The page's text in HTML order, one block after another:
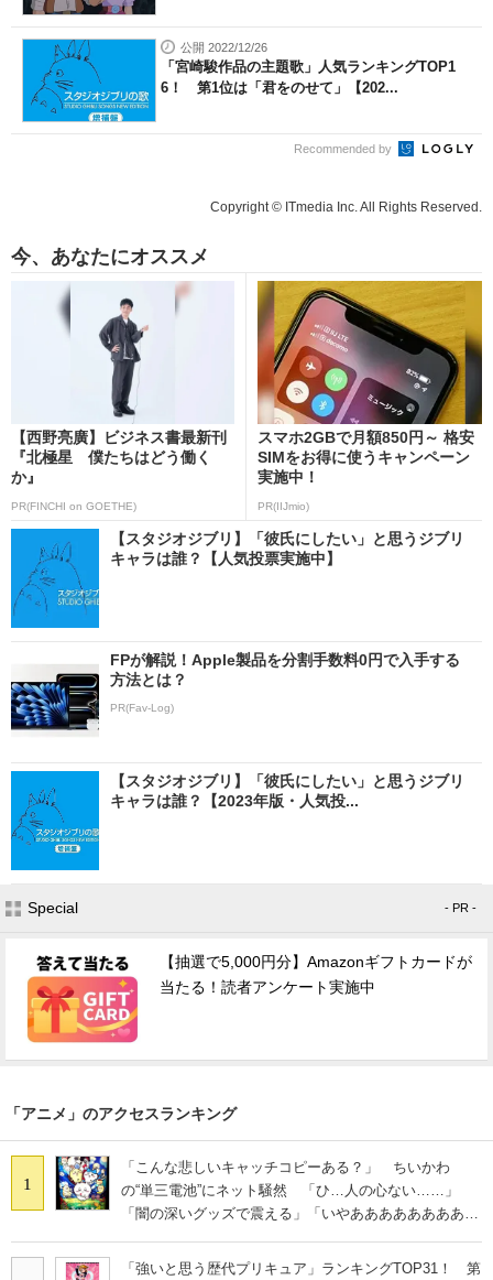
公開 2022/12/26
「宮崎駿作品の主題歌」人気ランキングTOP1
6！ 第1位は「君をのせて」【202...
Recommended by
Copyright © ITmedia Inc. All Rights Reserved.
今、あなたにオススメ
【西野亮廣】ビジネス書最新刊
『北極星 僕たちはどう働く
か』
PR(FINCHI on GOETHE)
スマホ2GBで月額850円～ 格安
SIMをお得に使うキャンペーン
実施中！
PR(IIJmio)
【スタジオジブリ】「彼氏にしたい」と思うジブリ
キャラは誰？【人気投票実施中】
FPが解説！Apple製品を分割手数料0円で入手する
方法とは？
PR(Fav-Log)
【スタジオジブリ】「彼氏にしたい」と思うジブリ
キャラは誰？【2023年版・人気投...
Special - PR -
【抽選で5,000円分】Amazonギフトカードが
当たる！読者アンケート実施中
「アニメ」のアクセスランキング
1
「こんな悲しいキャッチコピーある？」 ちいかわ
の“単三電池”にネット騒然 「ひ…人の心ない……」
「闇の深いグッズで震える」「いやあああああああああ
「強いと思う歴代プリキュア」ランキングTOP31！ 第